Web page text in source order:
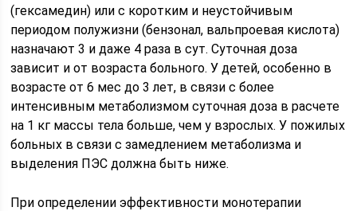
(гексамедин) или с коротким и неустойчивым
периодом полужизни (бензонал, вальпроевая кислота)
назначают 3 и даже 4 раза в сут. Суточная доза
зависит и от возраста больного. У детей, особенно в
возрасте от 6 мес до 3 лет, в связи с более
интенсивным метаболизмом суточная доза в расчете
на 1 кг массы тела больше, чем у взрослых. У пожилых
больных в связи с замедлением метаболизма и
выделения ПЭС должна быть ниже.
При определении эффективности монотерапии